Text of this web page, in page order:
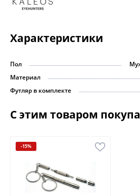
Характеристики
Пол
Материал
Футляр в комплекте
С этим товаром
-15%